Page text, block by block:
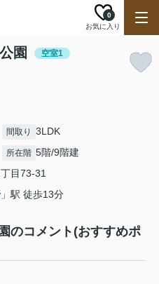
お気に入り
0
園 空室1
間取り 3LDK
所在階 5階/9階建
丁目73-31
」駅 徒歩13分
のコメント(おすすめポ